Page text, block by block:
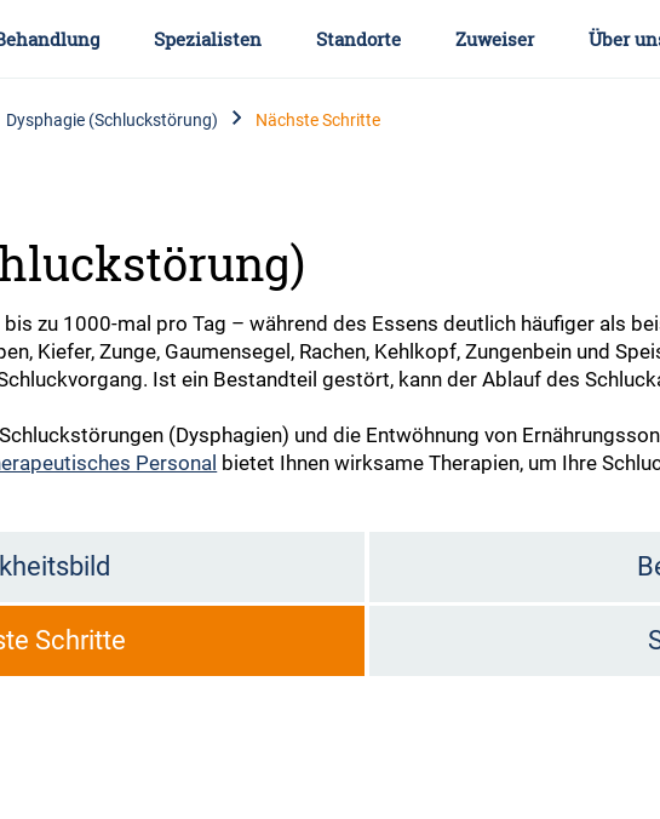
Spezialisten Standorte Zuweiser Über
Dysphagie (Schluckstörung) Nächste Schritte
zu 1000-mal pro Tag – während des Essens deutlich häufiger als
Kiefer, Zunge, Gaumensegel, Rachen, Kehlkopf, Zungenbein und
Ist ein Bestandteil gestört, kann der Ablauf des
(Dysphagien) und die Entwöhnung von
Personal bietet Ihnen wirksame Therapien, um Ihre
Schritte